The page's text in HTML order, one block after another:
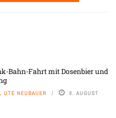
Bahn-Fahrt mit Dosenbier und
UTE NEUBAUER 8. AUGUST